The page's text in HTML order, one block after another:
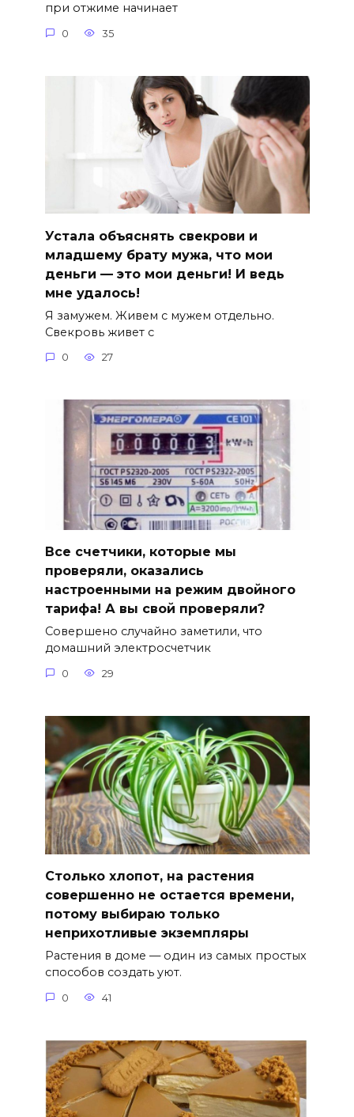
при отжиме начинает
0 35
Устала объяснять свекрови и
младшему брату мужа, что мои
деньги — это мои деньги! И ведь
мне удалось!
Я замужем. Живем с мужем отдельно.
Свекровь живет с
0 27
Все счетчики, которые мы
проверяли, оказались
настроенными на режим двойного
тарифа! А вы свой проверяли?
Совершено случайно заметили, что
домашний электросчетчик
0 29
Столько хлопот, на растения
совершенно не остается времени,
потому выбираю только
неприхотливые экземпляры
Растения в доме — один из самых простых
способов создать уют.
0 41